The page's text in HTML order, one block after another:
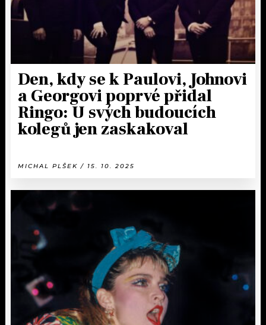
VIP
TRENDY
MIX
OSTATNÍ
JAK NALADIT
Den, kdy se k Paulovi, Johnovi
a Georgovi poprvé přidal
Ringo: U svých budoucích
kolegů jen zaskakoval
MICHAL PLŠEK / 15. 10. 2025